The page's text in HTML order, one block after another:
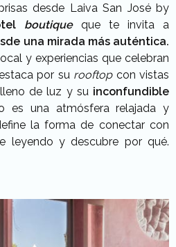
desde Laiva San José by
boutiqueque te invita a
una mirada más auténtica.
y experiencias que celebran
por su rooftopcon vistas
de luz y su inconfundible
es una atmósfera relajada y
la forma de conectar con
leyendo y descubre por qué.